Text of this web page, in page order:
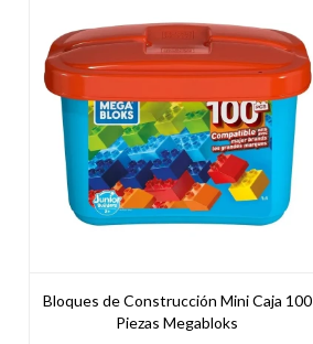
Bloques de Construcción Mini Caja 100
Piezas Megabloks